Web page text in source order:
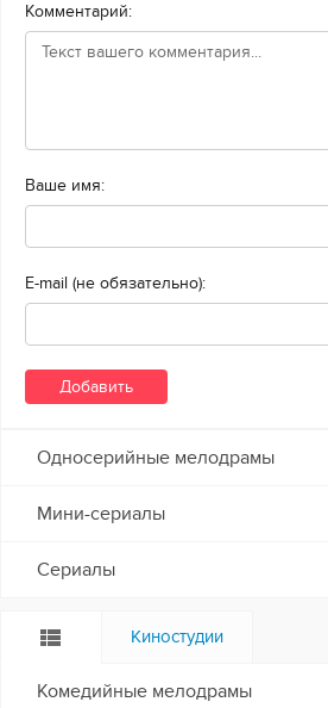
Комментарий:
Ваше имя:
E-mail (не обязательно):
Односерийные мелодрамы
Мини-сериалы
Сериалы
Киностудии
Комедийные мелодрамы